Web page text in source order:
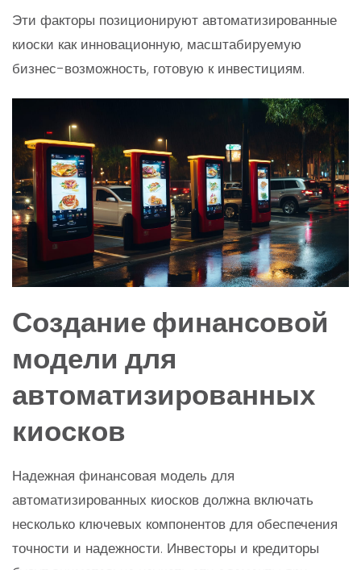
Эти факторы позиционируют автоматизированные
киоски как инновационную, масштабируемую
бизнес-возможность, готовую к инвестициям.
Создание финансовой
модели для
автоматизированных
киосков
Надежная финансовая модель для
автоматизированных киосков должна включать
несколько ключевых компонентов для обеспечения
точности и надежности. Инвесторы и кредиторы